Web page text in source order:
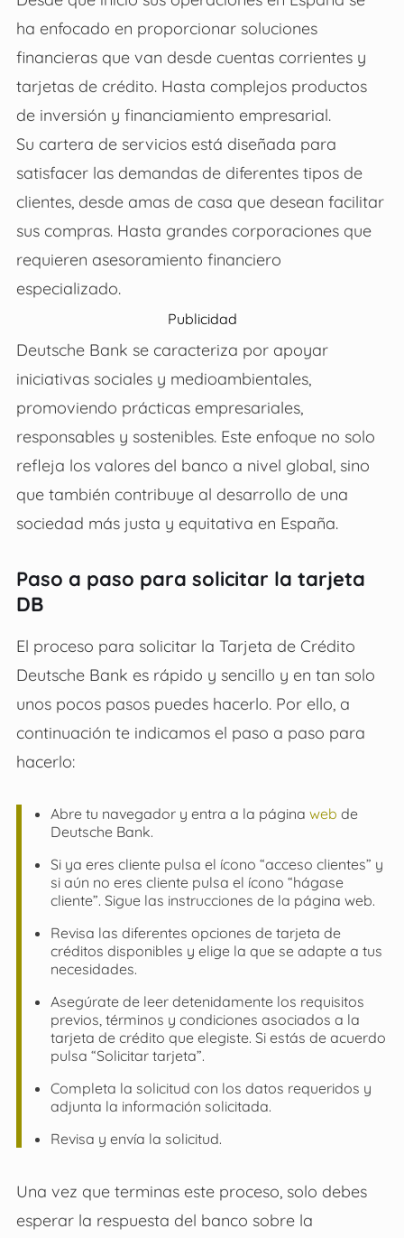
ha enfocado en proporcionar soluciones
financieras que van desde cuentas corrientes y
tarjetas de crédito. Hasta complejos productos
de inversión y financiamiento empresarial.
Su cartera de servicios está diseñada para
satisfacer las demandas de diferentes tipos de
clientes, desde amas de casa que desean facilitar
sus compras. Hasta grandes corporaciones que
requieren asesoramiento financiero
especializado.
Publicidad
Deutsche Bank se caracteriza por apoyar
iniciativas sociales y medioambientales,
promoviendo prácticas empresariales,
responsables y sostenibles. Este enfoque no solo
refleja los valores del banco a nivel global, sino
que también contribuye al desarrollo de una
sociedad más justa y equitativa en España.
Paso a paso para solicitar la tarjeta
DB
El proceso para solicitar la Tarjeta de Crédito
Deutsche Bank es rápido y sencillo y en tan solo
unos pocos pasos puedes hacerlo. Por ello, a
continuación te indicamos el paso a paso para
hacerlo:
Abre tu navegador y entra a la página web de
Deutsche Bank.
Si ya eres cliente pulsa el ícono “acceso clientes” y
si aún no eres cliente pulsa el ícono “hágase
cliente”. Sigue las instrucciones de la página web.
Revisa las diferentes opciones de tarjeta de
créditos disponibles y elige la que se adapte a tus
necesidades.
Asegúrate de leer detenidamente los requisitos
previos, términos y condiciones asociados a la
tarjeta de crédito que elegiste. Si estás de acuerdo
pulsa “Solicitar tarjeta”.
Completa la solicitud con los datos requeridos y
adjunta la información solicitada.
Revisa y envía la solicitud.
Una vez que terminas este proceso, solo debes
esperar la respuesta del banco sobre la